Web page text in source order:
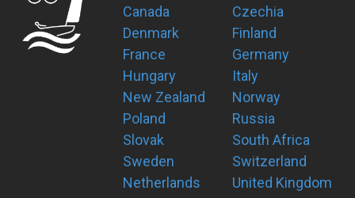
Canada
Czechia
Denmark
Finland
France
Germany
Hungary
Italy
New Zealand
Norway
Poland
Russia
Slovak
South Africa
Sweden
Switzerland
Netherlands
United Kingdom